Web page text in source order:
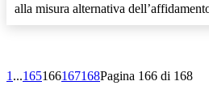
alla misura alternativa
1 ...165166167168Pagina 166 di 168